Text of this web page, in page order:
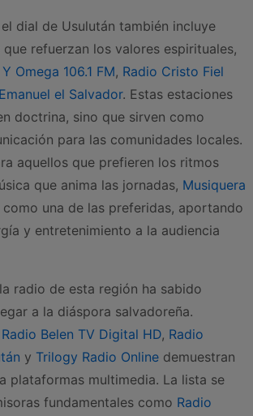
dial de Usulután también incluye
refuerzan los valores espirituales,
Omega 106.1 FM, Radio Cristo Fiel
el Salvador. Estas estaciones
doctrina, sino que sirven como
para las comunidades locales.
aquellos que prefieren los ritmos
que anima las jornadas, Musiquera
como una de las preferidas, aportando
y entretenimiento a la audiencia
radio de esta región ha sabido
a la diáspora salvadoreña.
Radio Belen TV Digital HD, Radio
y Trilogy Radio Online demuestran
plataformas multimedia. La lista se
fundamentales como Radio